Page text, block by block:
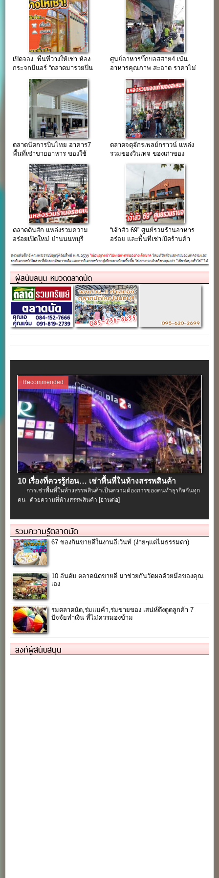
เปิดจอง..พื้นที่ว่างให้เช่า ห้อง
กระจกมีแอร์ “ตลาดมารวยปิ่น
ศูนย์อาหารบิ๊กบอสสาย4 เน้น
อาหารคุณภาพ สะอาด ราคาไม่
ตลาดนัดการบินไทย อาคาร7
พื้นที่เช่าขายอาหาร ของใช้
เสื้อผ้า ทำเลพนักงานการบินไทย
ตลาดจตุจักรเพลย์กราวน์ แหล่ง
รวมของวินเทจ ของเก่าของ
โบราณ แหล่งใหญ่ใจกลางเมือง
ตลาดต้นสัก แหล่งรวมความ
อร่อยเปิดใหม่ ย่านนนทบุรี
“เจ้าสัว 69” ศูนย์รวมร้านอาหาร
อร่อย และพื้นที่เช่าเปิดร้านค้า
ผู้สนับสนุน หมวดตลาดนัด
Recommended
10 เรื่องที่ควรรู้ก่อน… เช่าพื้นที่ในห้างสรรพสินค้า
การเช่าพื้นที่ในห้างสรรพสินค้าเป็นความต้องการของคนทำธุรกิจกันทุก
คน ด้วยความที่ห้างสรรพสินค้า [อ่านต่อ]
รวมความรู้ตลาดนัด
67 ของกินขายดีในงานอีเว้นท์ (ง่ายๆแต่ไม่ธรรมดา)
10 อันดับ ตลาดนัดขายดี มาช่วยกันวัดผลด้วยมือของคุณ
เอง
ร่มตลาดนัด,ร่มแม่ค้า,ร่มขายของ เสน่ห์ดึงดูดลูกค้า 7
ปัจจัยทำเงิน ที่ไม่ควรมองข้าม
ลิงก์ผู้สนับสนุน